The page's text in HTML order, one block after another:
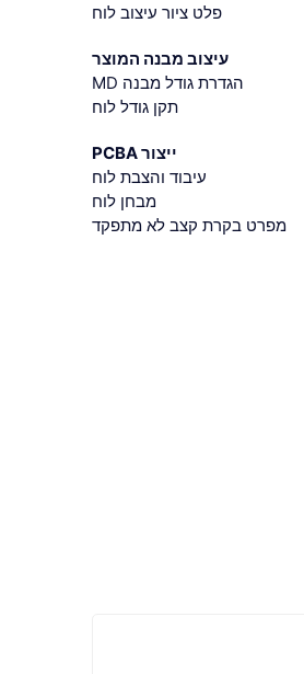
פלט ציור עיצוב לוח
עיצוב מבנה המוצר
הגדרת גודל מבנה MD
תקן גודל לוח
ייצור PCBA
עיבוד והצבת לוח
מבחן לוח
מפרט בקרת קצב לא מתפקד